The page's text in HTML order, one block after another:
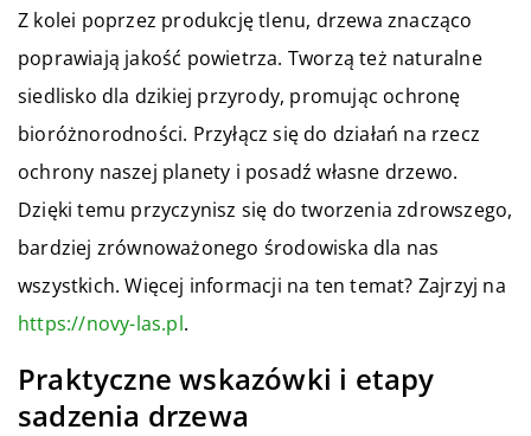
Z kolei poprzez produkcję tlenu, drzewa znacząco
poprawiają jakość powietrza. Tworzą też naturalne
siedlisko dla dzikiej przyrody, promując ochronę
bioróżnorodności. Przyłącz się do działań na rzecz
ochrony naszej planety i posadź własne drzewo.
Dzięki temu przyczynisz się do tworzenia zdrowszego,
bardziej zrównoważonego środowiska dla nas
wszystkich. Więcej informacji na ten temat? Zajrzyj na
https://novy-las.pl.
Praktyczne wskazówki i etapy
sadzenia drzewa